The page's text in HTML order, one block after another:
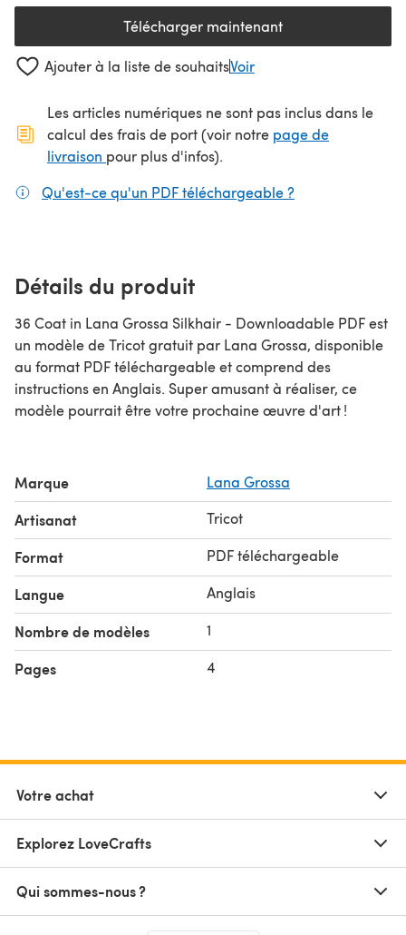
Télécharger maintenant(s'ouvre dans un nouvel
Ajouter à la liste de souhaitsVoir
Les articles numériques ne sont pas inclus dans le
calcul des frais de port (voir notre page de
livraison (s'ouvre dans un nouvel onglet)
pour plus d'infos).
Qu'est-ce qu'un PDF téléchargeable ?
Détails du produit
36 Coat in Lana Grossa Silkhair - Downloadable PDF est
un modèle de Tricot gratuit par Lana Grossa, disponible
au format PDF téléchargeable et comprend des
instructions en Anglais. Super amusant à réaliser, ce
modèle pourrait être votre prochaine œuvre d'art !
Marque Lana Grossa
Artisanat Tricot
Format PDF téléchargeable
Langue Anglais
Nombre de modèles 1
Pages 4
Votre achat
Explorez LoveCrafts
Qui sommes-nous ?